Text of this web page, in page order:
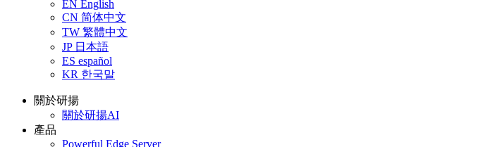
EN English
CN 简体中文
TW 繁體中文
JP 日本語
ES español
KR 한국말
關於研揚
關於研揚AI
產品
Powerful Edge Server